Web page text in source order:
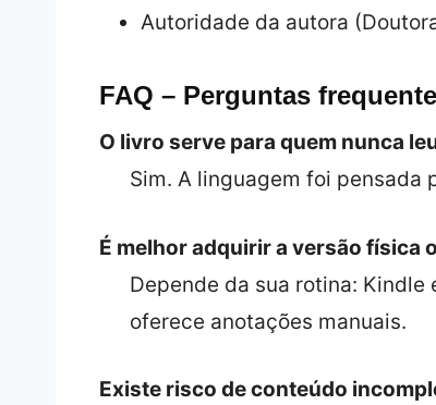
Autoridade da autora
FAQ – Perguntas
O livro serve para quem nunca
Sim. A linguagem foi pensada
É melhor adquirir a versão física
Depende da sua rotina:
oferece anotações manuais.
Existe risco de conteúdo